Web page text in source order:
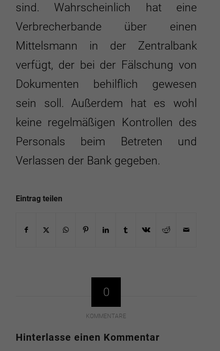
sind. Wahrscheinlich hat eine
Verbrecherbande über einen
Mittelsmann in der Zentralbank
verfügt, der bei der Fälschung von
Dokumenten behilflich gewesen
sein soll. Außerdem hat es wohl
keine regelmäßigen Kontrollen des
Personals beim Betreten und
Verlassen der Bank gegeben.
Eintrag teilen
0
KOMMENTARE
Hinterlasse einen Kommentar